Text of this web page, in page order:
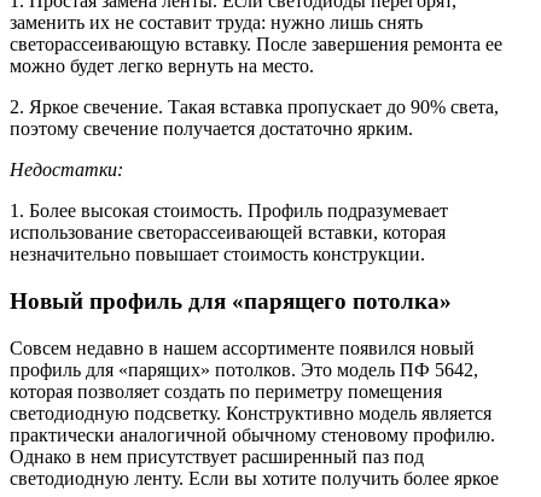
заменить их не составит труда: нужно лишь снять
светорассеивающую вставку. После завершения ремонта ее
можно будет легко вернуть на место.
2. Яркое свечение. Такая вставка пропускает до 90% света,
поэтому свечение получается достаточно ярким.
Недостатки:
1. Более высокая стоимость. Профиль подразумевает
использование светорассеивающей вставки, которая
незначительно повышает стоимость конструкции.
Новый профиль для «парящего потолка»
Совсем недавно в нашем ассортименте появился новый
профиль для «парящих» потолков. Это модель ПФ 5642,
которая позволяет создать по периметру помещения
светодиодную подсветку. Конструктивно модель является
практически аналогичной обычному стеновому профилю.
Однако в нем присутствует расширенный паз под
светодиодную ленту. Если вы хотите получить более яркое